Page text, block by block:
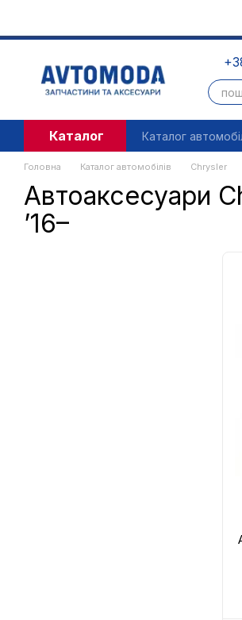
Каталог Каталог
Угода
Головна Каталог автомобілів Chrysler
Автоаксесуари
’16–